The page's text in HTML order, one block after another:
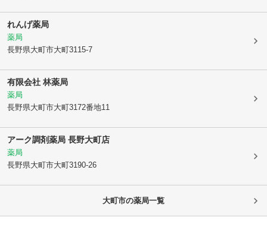
れんげ薬局
薬局
長野県大町市大町3115-7
有限会社 林薬局
薬局
長野県大町市大町3172番地11
アーク調剤薬局 長野大町店
薬局
長野県大町市大町3190-26
大町市の薬局一覧